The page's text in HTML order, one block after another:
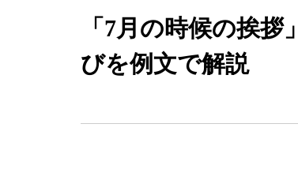
「7月の時候の挨
びを例文で解説